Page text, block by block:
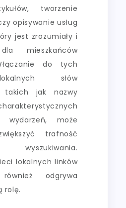
tworzenie
opisywanie usług
jest zrozumiały i
mieszkańców
do tych
słów
takich jak nazwy
może
trafność
lokalnych linków
odgrywa
rolę.